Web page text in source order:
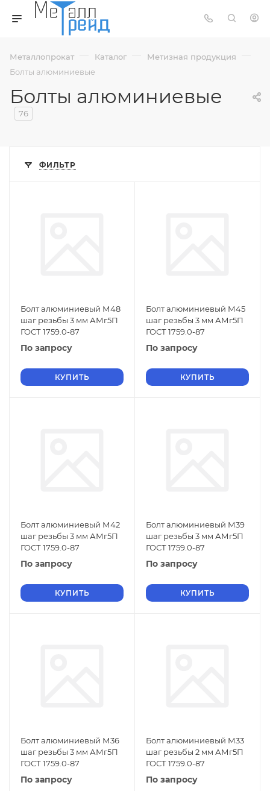
Металлопрокат — Каталог — Метизная продукция —
Болты алюминиевые
Болты алюминиевые
76
ФИЛЬТР
Болт алюминиевый М48
шаг резьбы 3 мм АМг5П
ГОСТ 1759.0-87
По запросу
КУПИТЬ
Болт алюминиевый М45
шаг резьбы 3 мм АМг5П
ГОСТ 1759.0-87
По запросу
КУПИТЬ
Болт алюминиевый М42
шаг резьбы 3 мм АМг5П
ГОСТ 1759.0-87
По запросу
КУПИТЬ
Болт алюминиевый М39
шаг резьбы 3 мм АМг5П
ГОСТ 1759.0-87
По запросу
КУПИТЬ
Болт алюминиевый М36
шаг резьбы 3 мм АМг5П
ГОСТ 1759.0-87
По запросу
Болт алюминиевый М33
шаг резьбы 2 мм АМг5П
ГОСТ 1759.0-87
По запросу